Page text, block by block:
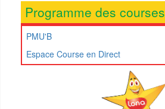
Programme des courses
PMU'B
Espace Course en Direct